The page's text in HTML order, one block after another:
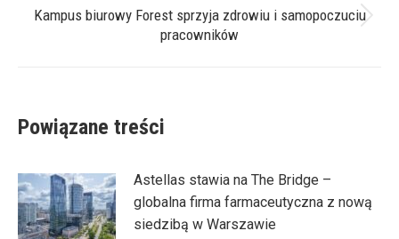
Następny
Kampus biurowy Forest sprzyja zdrowiu i samopoczuciu
pracowników
Powiązane treści
Astellas stawia na The Bridge –
globalna firma farmaceutyczna z nową
siedzibą w Warszawie